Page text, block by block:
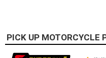
PICK UP MOTORCYCLE